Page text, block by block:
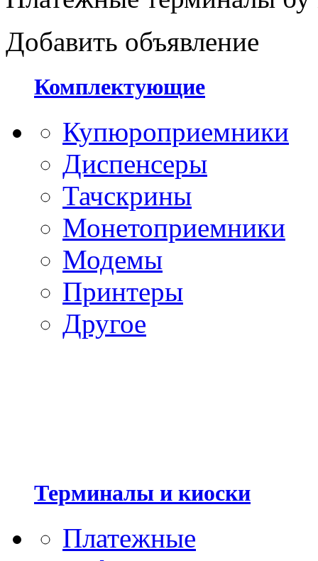
Добавить объявление
Комплектующие
Купюроприемники
Диспенсеры
Тачскрины
Монетоприемники
Модемы
Принтеры
Другое
Терминалы и киоски
Платежные